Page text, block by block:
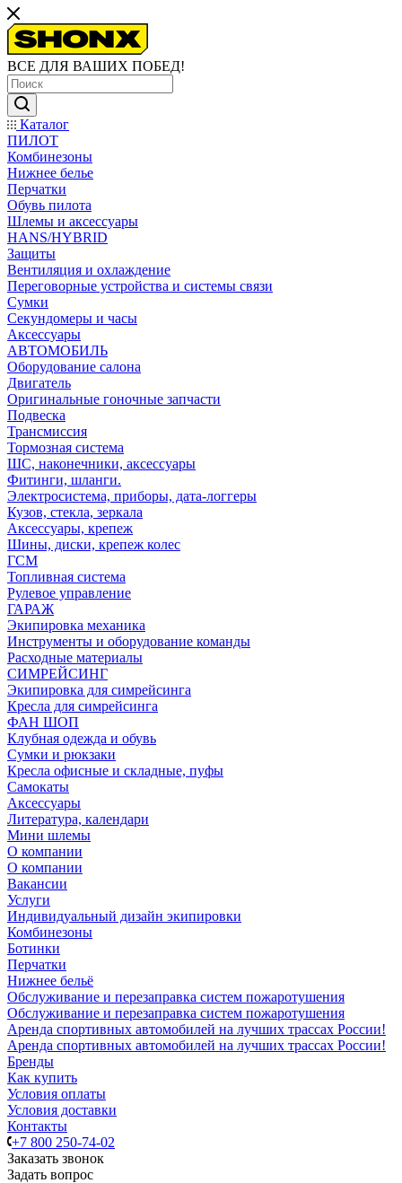
ВСЕ ДЛЯ ВАШИХ ПОБЕД!
Каталог
ПИЛОТ
Комбинезоны
Нижнее белье
Перчатки
Обувь пилота
Шлемы и аксессуары
HANS/HYBRID
Защиты
Вентиляция и охлаждение
Переговорные устройства и системы связи
Сумки
Секундомеры и часы
Аксессуары
АВТОМОБИЛЬ
Оборудование салона
Двигатель
Оригинальные гоночные запчасти
Подвеска
Трансмиссия
Тормозная система
ШС, наконечники, аксессуары
Фитинги, шланги.
Электросистема, приборы, дата-логгеры
Кузов, стекла, зеркала
Аксессуары, крепеж
Шины, диски, крепеж колес
ГСМ
Топливная система
Рулевое управление
ГАРАЖ
Экипировка механика
Инструменты и оборудование команды
Расходные материалы
СИМРЕЙСИНГ
Экипировка для симрейсинга
Кресла для симрейсинга
ФАН ШОП
Клубная одежда и обувь
Сумки и рюкзаки
Кресла офисные и складные, пуфы
Самокаты
Аксессуары
Литература, календари
Мини шлемы
О компании
О компании
Вакансии
Услуги
Индивидуальный дизайн экипировки
Комбинезоны
Ботинки
Перчатки
Нижнее бельё
Обслуживание и перезаправка систем пожаротушения
Обслуживание и перезаправка систем пожаротушения
Аренда спортивных автомобилей на лучших трассах России!
Аренда спортивных автомобилей на лучших трассах России!
Бренды
Как купить
Условия оплаты
Условия доставки
Контакты
+7 800 250-74-02
Заказать звонок
Задать вопрос